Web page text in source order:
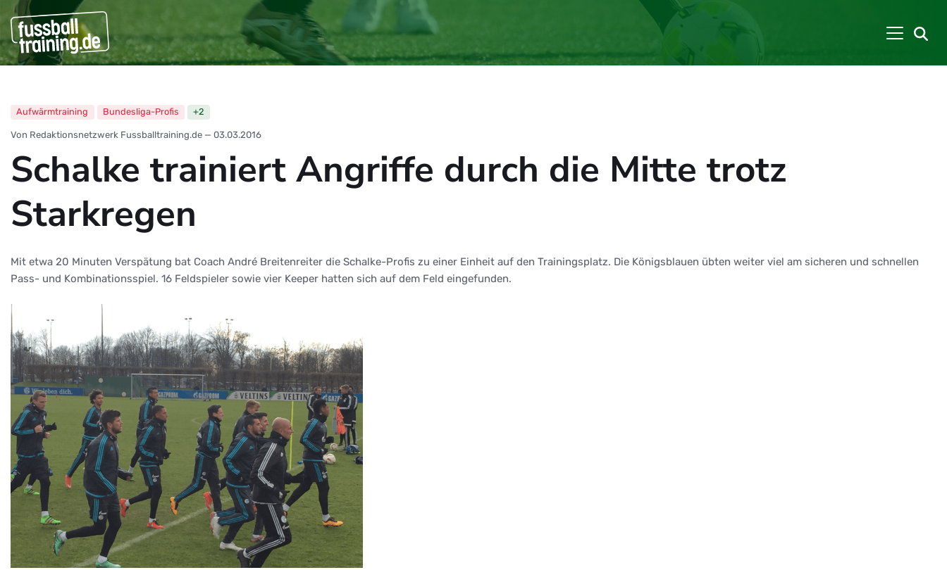
Aufwärmtraining Bundesliga-Profis +2
Von Redaktionsnetzwerk Fussballtraining.de — 03.03.2016
Schalke trainiert Angriffe durch die Mitte trotz
Starkregen
Mit etwa 20 Minuten Verspätung bat Coach André Breitenreiter die Schalke-Profis zu einer Einheit auf den Trainingsplatz. Die Königsblauen übten weiter viel am sicheren und schnellen
Pass- und Kombinationsspiel. 16 Feldspieler sowie vier Keeper hatten sich auf dem Feld eingefunden.